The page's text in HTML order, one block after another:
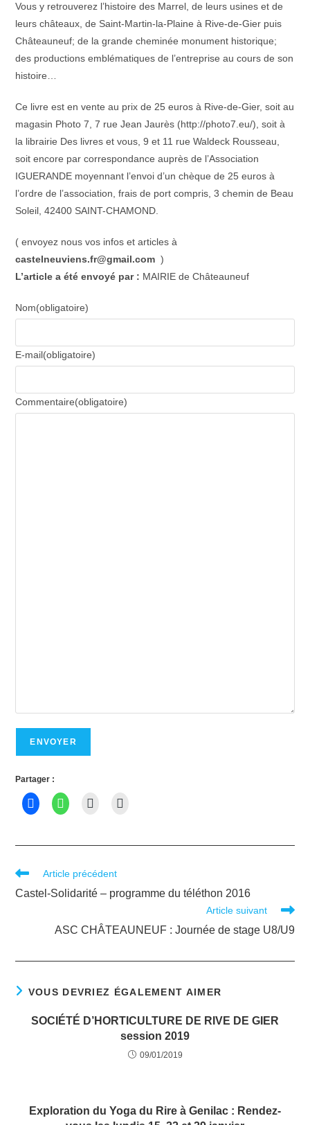
Vous y retrouverez l’histoire des Marrel, de leurs usines et de
leurs châteaux, de Saint-Martin-la-Plaine à Rive-de-Gier puis
Châteauneuf; de la grande cheminée monument historique;
des productions emblématiques de l’entreprise au cours de son
histoire…
Ce livre est en vente au prix de 25 euros à Rive-de-Gier, soit au
magasin Photo 7, 7 rue Jean Jaurès (http://photo7.eu/), soit à
la librairie Des livres et vous, 9 et 11 rue Waldeck Rousseau,
soit encore par correspondance auprès de l’Association
IGUERANDE moyennant l’envoi d’un chèque de 25 euros à
l’ordre de l’association, frais de port compris, 3 chemin de Beau
Soleil, 42400 SAINT-CHAMOND.
( envoyez nous vos infos et articles à
castelneuviens.fr@gmail.com )
L’article a été envoyé par: MAIRIE de Châteauneuf
Nom(obligatoire)
E-mail(obligatoire)
Commentaire(obligatoire)
ENVOYER
Partager :
Article précédent
Castel-Solidarité – programme du téléthon 2016
Article suivant
ASC CHÂTEAUNEUF : Journée de stage U8/U9
VOUS DEVRIEZ ÉGALEMENT AIMER
SOCIÉTÉ D’HORTICULTURE DE RIVE DE GIER
session 2019
09/01/2019
Exploration du Yoga du Rire à Genilac : Rendez-